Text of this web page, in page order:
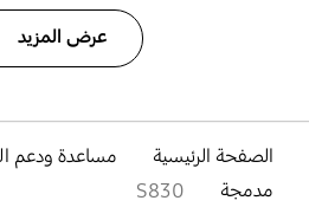
عرض المزيد
الصفحة الرئيسية مساعدة ودعم
مدمجة
S830